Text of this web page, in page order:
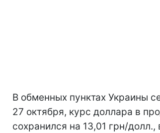
В обменных пунктах Украины
27 октября, курс доллара в
сохранился на 13,01 грн/долл.,